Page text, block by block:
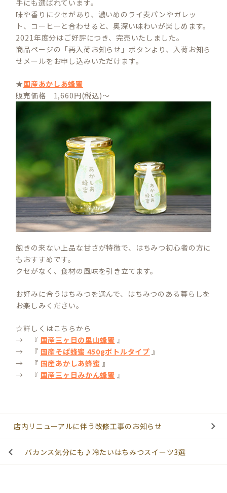
手にも選ばれています。
味や香りにクセがあり、濃いめのライ麦パンやガレッ
ト、コーヒーと合わせると、奥深い味わいが楽しめます。
2021年度分はご好評につき、完売いたしました。
商品ページの「再入荷お知らせ」ボタンより、入荷お知ら
せメールをお申し込みいただけます。
★国産あかしあ蜂蜜
販売価格 1,660円(税込)～
飽きの来ない上品な甘さが特徴で、はちみつ初心者の方に
もおすすめです。
クセがなく、食材の風味を引き立てます。
お好みに合うはちみつを選んで、はちみつのある暮らしを
お楽しみください。
☆詳しくはこちらから
→ 『 国産三ヶ日の里山蜂蜜 』
→ 『 国産そば蜂蜜 450gボトルタイプ 』
→ 『 国産あかしあ蜂蜜 』
→ 『 国産三ヶ日みかん蜂蜜 』
店内リニューアルに伴う改修工事のお知らせ
バカンス気分にも♪冷たいはちみつスイーツ3選